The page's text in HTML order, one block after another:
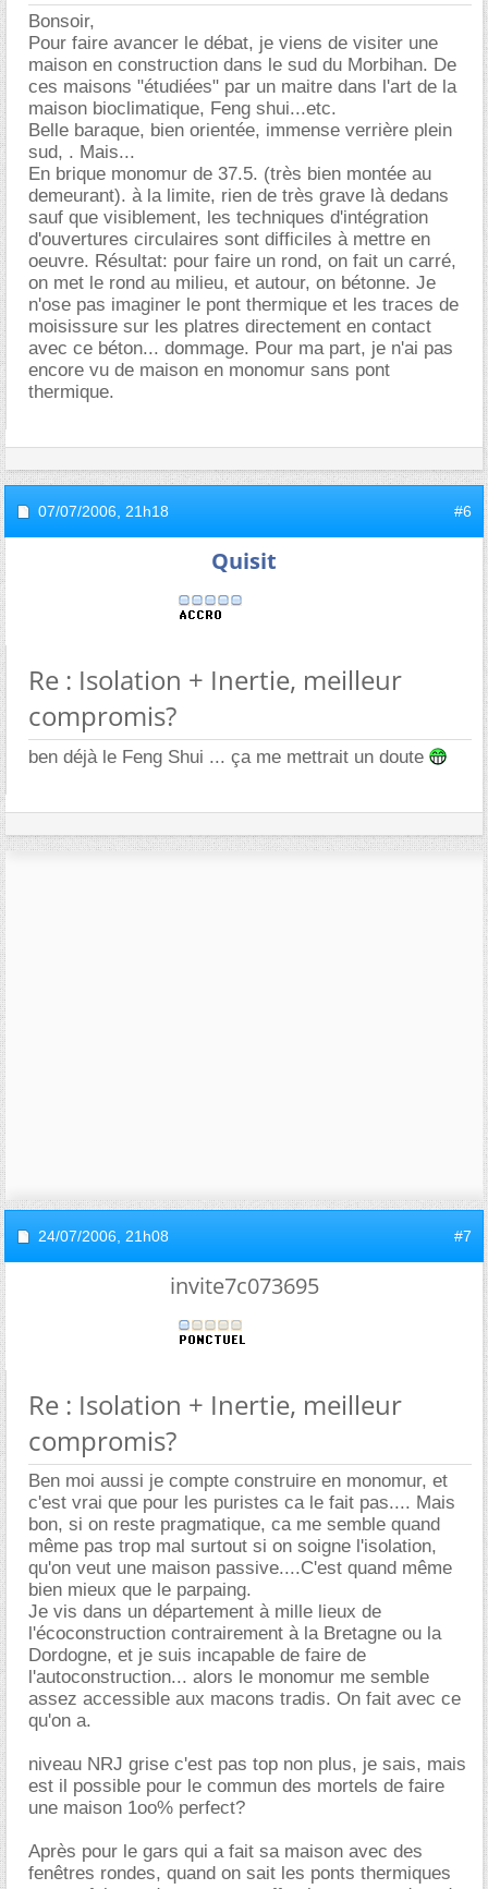
Bonsoir,
Pour faire avancer le débat, je viens de visiter une
maison en construction dans le sud du Morbihan. De
ces maisons "étudiées" par un maitre dans l'art de la
maison bioclimatique, Feng shui...etc.
Belle baraque, bien orientée, immense verrière plein
sud, . Mais...
En brique monomur de 37.5. (très bien montée au
demeurant). à la limite, rien de très grave là dedans
sauf que visiblement, les techniques d'intégration
d'ouvertures circulaires sont difficiles à mettre en
oeuvre. Résultat: pour faire un rond, on fait un carré,
on met le rond au milieu, et autour, on bétonne. Je
n'ose pas imaginer le pont thermique et les traces de
moisissure sur les platres directement en contact
avec ce béton... dommage. Pour ma part, je n'ai pas
encore vu de maison en monomur sans pont
thermique.
07/07/2006, 21h18 #6
Quisit
Re : Isolation + Inertie, meilleur
compromis?
ben déjà le Feng Shui ... ça me mettrait un doute
24/07/2006, 21h08 #7
invite7c073695
Re : Isolation + Inertie, meilleur
compromis?
Ben moi aussi je compte construire en monomur, et
c'est vrai que pour les puristes ca le fait pas.... Mais
bon, si on reste pragmatique, ca me semble quand
même pas trop mal surtout si on soigne l'isolation,
qu'on veut une maison passive....C'est quand même
bien mieux que le parpaing.
Je vis dans un département à mille lieux de
l'écoconstruction contrairement à la Bretagne ou la
Dordogne, et je suis incapable de faire de
l'autoconstruction... alors le monomur me semble
assez accessible aux macons tradis. On fait avec ce
qu'on a.
niveau NRJ grise c'est pas top non plus, je sais, mais
est il possible pour le commun des mortels de faire
une maison 1oo% perfect?
Après pour le gars qui a fait sa maison avec des
fenêtres rondes, quand on sait les ponts thermiques